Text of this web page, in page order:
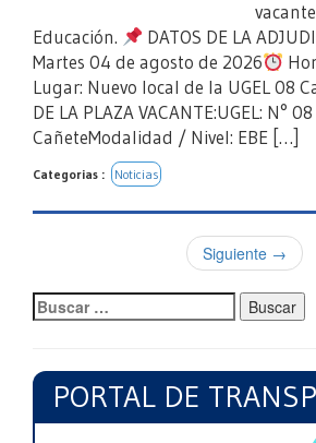
Educación.
DATOS DE LA
Martes 04 de agosto de 2026
Lugar: Nuevo local de la UGEL 08
DE LA PLAZA VACANTE:UGEL: N° 08
CañeteModalidad / Nivel: EBE […]
Categorias : Noticias
Siguiente →
Buscar:
PORTAL DE